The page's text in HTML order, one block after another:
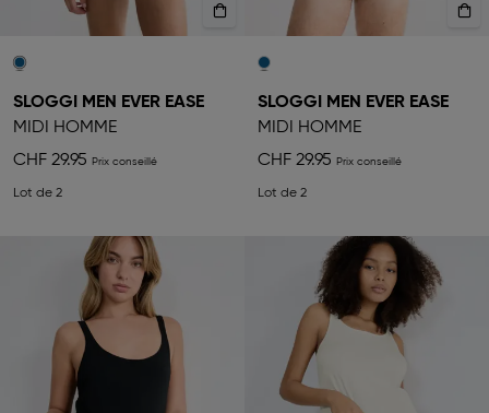
SLOGGI MEN EVER EASE
MIDI HOMME
CHF 29.95
Lot de 2
SLOGGI MEN EVER EASE
MIDI HOMME
CHF 29.95
Lot de 2